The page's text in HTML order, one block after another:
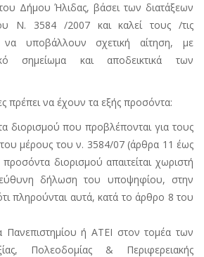
Δήμου Ήλιδας, βάσει των διατάξεων
Ν. 3584 /2007 και καλεί τους /τις
να υποβάλλουν σχετική αίτηση, με
σημείωμα και αποδεικτικά των
πρέπει να έχουν τα εξής προσόντα:
διορισμού που προβλέπονται για τους
μέρους του ν. 3584/07 (άρθρα 11 έως
διορισμού απαιτείται χωριστή
δήλωση του υποψηφίου, στην
πληρούνται αυτά, κατά το άρθρο 8 του
ή ΑΤΕΙ στον τομέα των
Πολεοδομίας & Περιφερειακής